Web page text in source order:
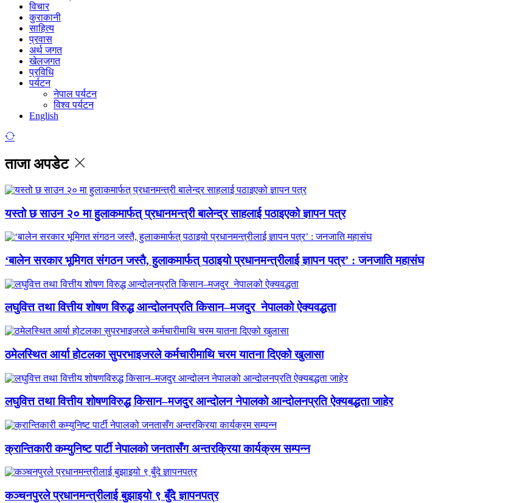
विचार
कुराकानी
साहित्य
प्रवास
अर्थ जगत
खेलजगत
प्रविधि
पर्यटन
नेपाल पर्यटन
विश्व पर्यटन
English
ताजा अपडेट
यस्तो छ साउन २० मा हुलाकमार्फत् प्रधानमन्त्री बालेन्द्र साहलाई पठाइएको ज्ञापन पत्र
‘बालेन सरकार भूमिगत संगठन जस्तै, हुलाकमार्फत् पठाइयो प्रधानमन्त्रीलाई ज्ञापन पत्र’ : जनजाति महासंघ
लघुवित्त तथा वित्तीय शोषण विरुद्ध आन्दोलनप्रति किसान–मजदुर नेपालको ऐक्यवद्धता
ठमेलस्थित आर्या होटलका सुपरभाइजरले कर्मचारीमाथि चरम यातना दिएको खुलासा
लघुवित्त तथा वित्तीय शोषणविरुद्ध किसान–मजदुर आन्दोलन नेपालको आन्दोलनप्रति ऐक्यबद्धता जाहेर
क्रान्तिकारी कम्युनिष्ट पार्टी नेपालको जनतासँग अन्तरक्रिया कार्यक्रम सम्पन्न
कञ्चनपुरले प्रधानमन्त्रीलाई बुझाइयो ९ बुँदे ज्ञापनपत्र